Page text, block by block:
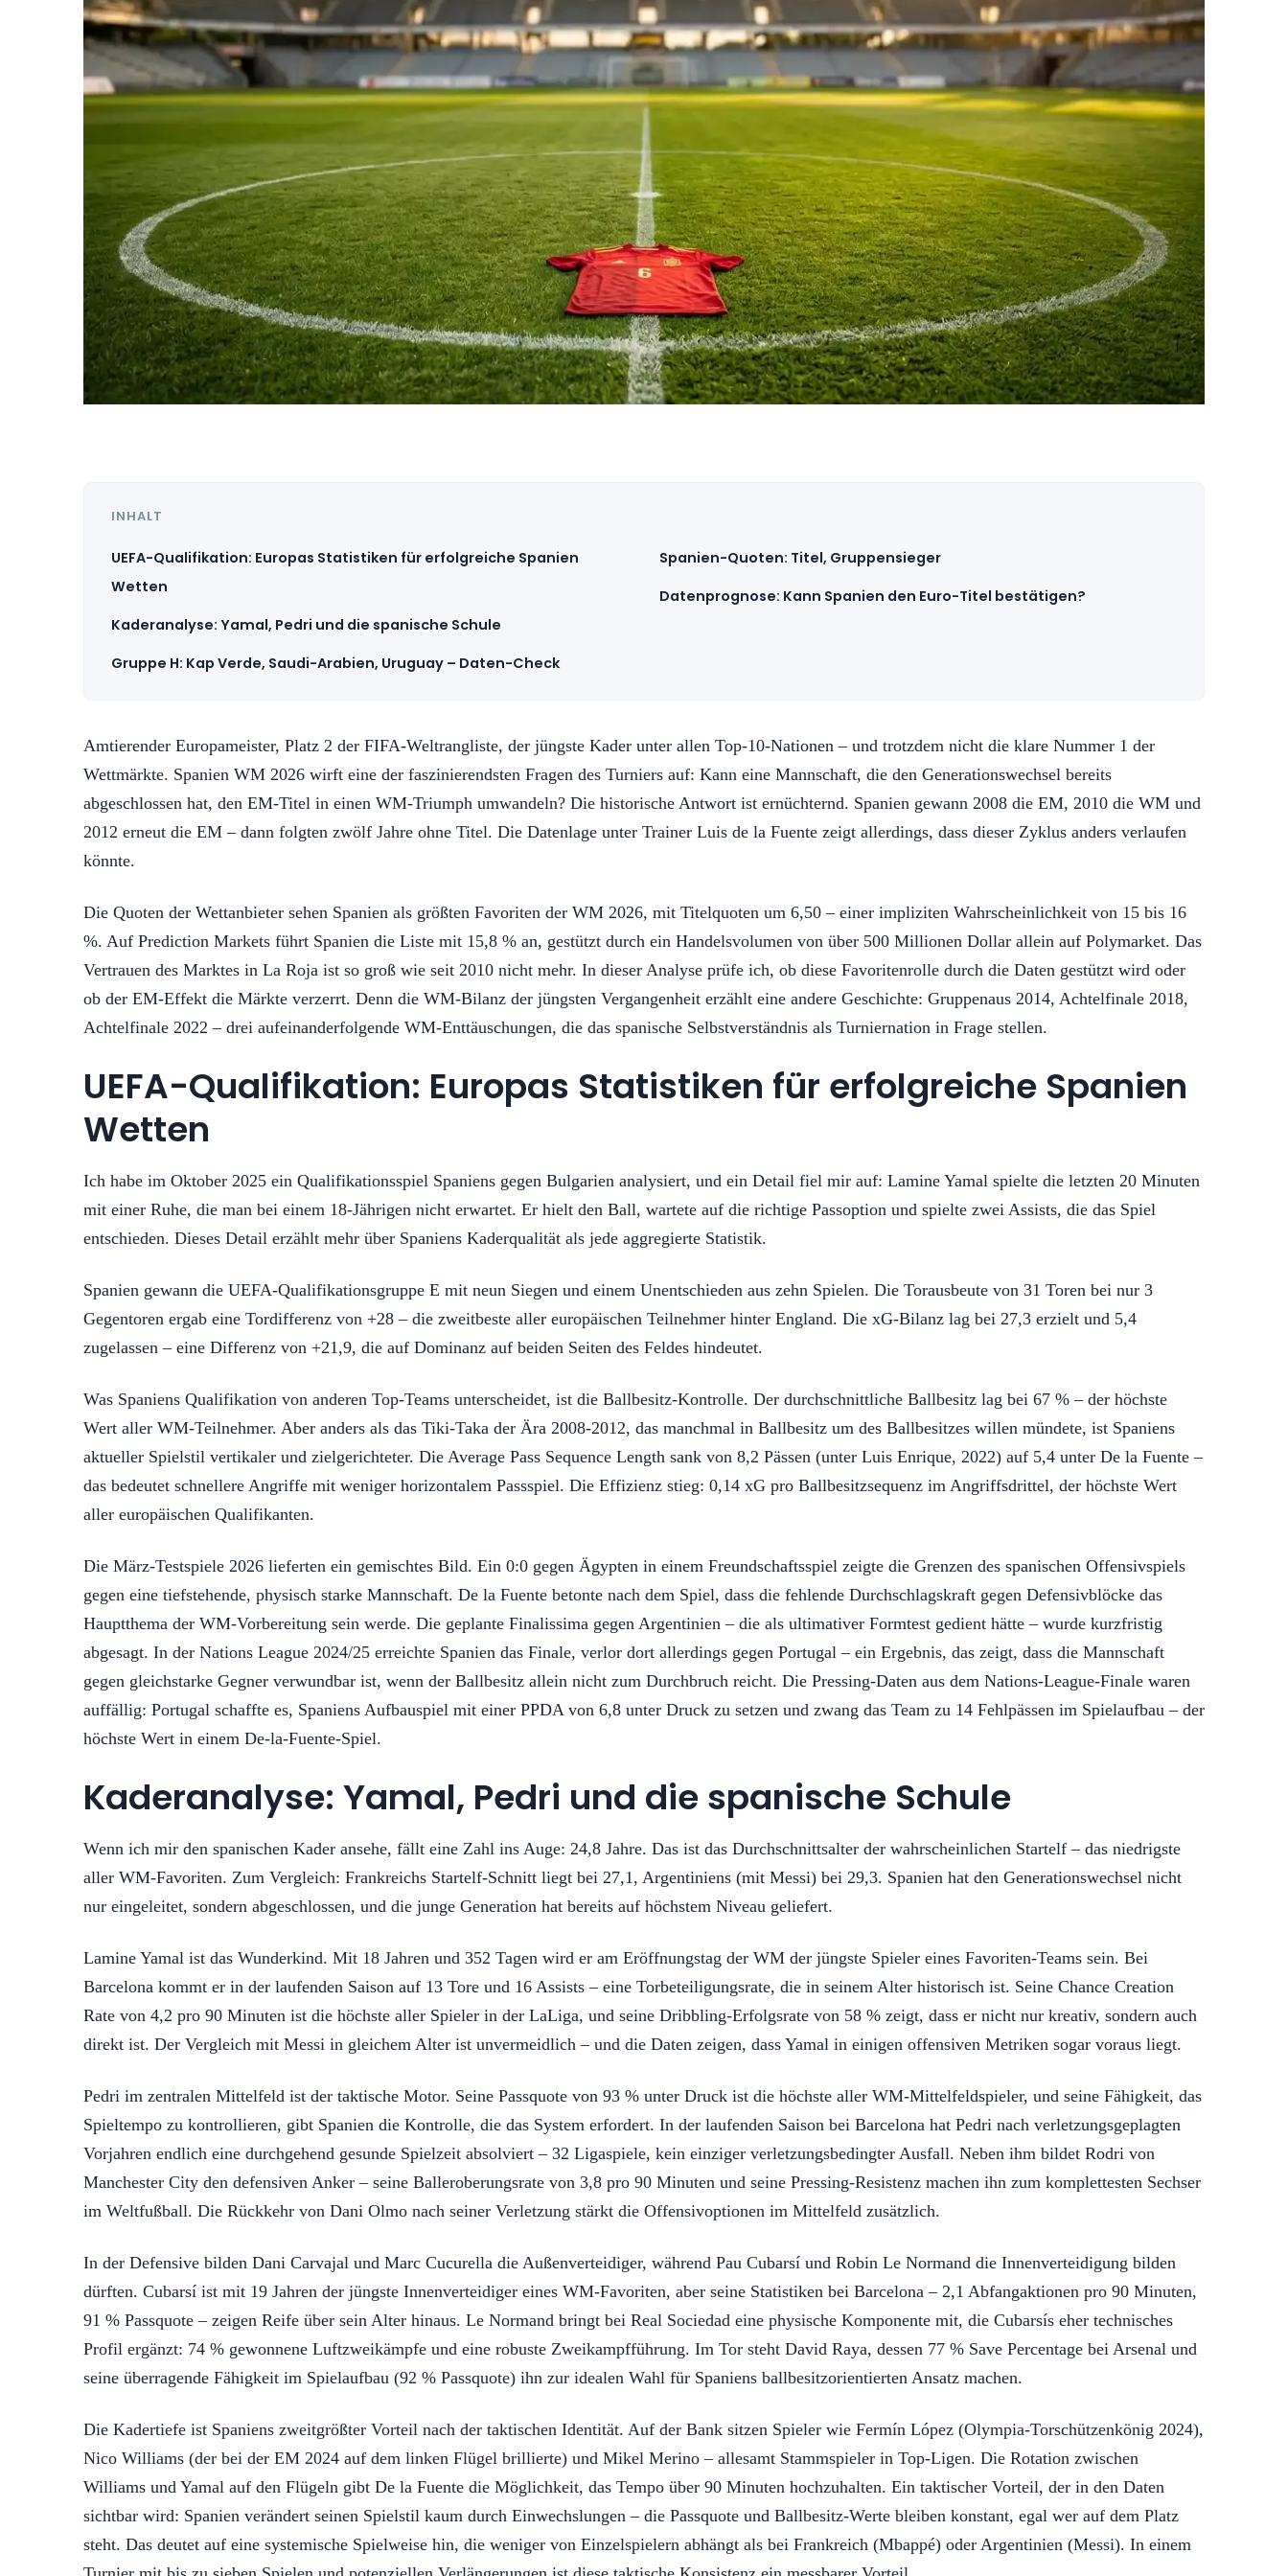
INHALT
UEFA-Qualifikation: Europas Statistiken für erfolgreiche Spanien
Wetten
Kaderanalyse: Yamal, Pedri und die spanische Schule
Gruppe H: Kap Verde, Saudi-Arabien, Uruguay – Daten-Check
Spanien-Quoten: Titel, Gruppensieger
Datenprognose: Kann Spanien den Euro-Titel bestätigen?
Amtierender Europameister, Platz 2 der FIFA-Weltrangliste, der jüngste Kader unter allen Top-10-Nationen – und trotzdem nicht die klare Nummer 1 der
Wettmärkte. Spanien WM 2026 wirft eine der faszinierendsten Fragen des Turniers auf: Kann eine Mannschaft, die den Generationswechsel bereits
abgeschlossen hat, den EM-Titel in einen WM-Triumph umwandeln? Die historische Antwort ist ernüchternd. Spanien gewann 2008 die EM, 2010 die WM und
2012 erneut die EM – dann folgten zwölf Jahre ohne Titel. Die Datenlage unter Trainer Luis de la Fuente zeigt allerdings, dass dieser Zyklus anders verlaufen
könnte.
Die Quoten der Wettanbieter sehen Spanien als größten Favoriten der WM 2026, mit Titelquoten um 6,50 – einer impliziten Wahrscheinlichkeit von 15 bis 16
%. Auf Prediction Markets führt Spanien die Liste mit 15,8 % an, gestützt durch ein Handelsvolumen von über 500 Millionen Dollar allein auf Polymarket. Das
Vertrauen des Marktes in La Roja ist so groß wie seit 2010 nicht mehr. In dieser Analyse prüfe ich, ob diese Favoritenrolle durch die Daten gestützt wird oder
ob der EM-Effekt die Märkte verzerrt. Denn die WM-Bilanz der jüngsten Vergangenheit erzählt eine andere Geschichte: Gruppenaus 2014, Achtelfinale 2018,
Achtelfinale 2022 – drei aufeinanderfolgende WM-Enttäuschungen, die das spanische Selbstverständnis als Turniernation in Frage stellen.
UEFA-Qualifikation: Europas Statistiken für erfolgreiche Spanien
Wetten
Ich habe im Oktober 2025 ein Qualifikationsspiel Spaniens gegen Bulgarien analysiert, und ein Detail fiel mir auf: Lamine Yamal spielte die letzten 20 Minuten
mit einer Ruhe, die man bei einem 18-Jährigen nicht erwartet. Er hielt den Ball, wartete auf die richtige Passoption und spielte zwei Assists, die das Spiel
entschieden. Dieses Detail erzählt mehr über Spaniens Kaderqualität als jede aggregierte Statistik.
Spanien gewann die UEFA-Qualifikationsgruppe E mit neun Siegen und einem Unentschieden aus zehn Spielen. Die Torausbeute von 31 Toren bei nur 3
Gegentoren ergab eine Tordifferenz von +28 – die zweitbeste aller europäischen Teilnehmer hinter England. Die xG-Bilanz lag bei 27,3 erzielt und 5,4
zugelassen – eine Differenz von +21,9, die auf Dominanz auf beiden Seiten des Feldes hindeutet.
Was Spaniens Qualifikation von anderen Top-Teams unterscheidet, ist die Ballbesitz-Kontrolle. Der durchschnittliche Ballbesitz lag bei 67 % – der höchste
Wert aller WM-Teilnehmer. Aber anders als das Tiki-Taka der Ära 2008-2012, das manchmal in Ballbesitz um des Ballbesitzes willen mündete, ist Spaniens
aktueller Spielstil vertikaler und zielgerichteter. Die Average Pass Sequence Length sank von 8,2 Pässen (unter Luis Enrique, 2022) auf 5,4 unter De la Fuente –
das bedeutet schnellere Angriffe mit weniger horizontalem Passspiel. Die Effizienz stieg: 0,14 xG pro Ballbesitzsequenz im Angriffsdrittel, der höchste Wert
aller europäischen Qualifikanten.
Die März-Testspiele 2026 lieferten ein gemischtes Bild. Ein 0:0 gegen Ägypten in einem Freundschaftsspiel zeigte die Grenzen des spanischen Offensivspiels
gegen eine tiefstehende, physisch starke Mannschaft. De la Fuente betonte nach dem Spiel, dass die fehlende Durchschlagskraft gegen Defensivblöcke das
Hauptthema der WM-Vorbereitung sein werde. Die geplante Finalissima gegen Argentinien – die als ultimativer Formtest gedient hätte – wurde kurzfristig
abgesagt. In der Nations League 2024/25 erreichte Spanien das Finale, verlor dort allerdings gegen Portugal – ein Ergebnis, das zeigt, dass die Mannschaft
gegen gleichstarke Gegner verwundbar ist, wenn der Ballbesitz allein nicht zum Durchbruch reicht. Die Pressing-Daten aus dem Nations-League-Finale waren
auffällig: Portugal schaffte es, Spaniens Aufbauspiel mit einer PPDA von 6,8 unter Druck zu setzen und zwang das Team zu 14 Fehlpässen im Spielaufbau – der
höchste Wert in einem De-la-Fuente-Spiel.
Kaderanalyse: Yamal, Pedri und die spanische Schule
Wenn ich mir den spanischen Kader ansehe, fällt eine Zahl ins Auge: 24,8 Jahre. Das ist das Durchschnittsalter der wahrscheinlichen Startelf – das niedrigste
aller WM-Favoriten. Zum Vergleich: Frankreichs Startelf-Schnitt liegt bei 27,1, Argentiniens (mit Messi) bei 29,3. Spanien hat den Generationswechsel nicht
nur eingeleitet, sondern abgeschlossen, und die junge Generation hat bereits auf höchstem Niveau geliefert.
Lamine Yamal ist das Wunderkind. Mit 18 Jahren und 352 Tagen wird er am Eröffnungstag der WM der jüngste Spieler eines Favoriten-Teams sein. Bei
Barcelona kommt er in der laufenden Saison auf 13 Tore und 16 Assists – eine Torbeteiligungsrate, die in seinem Alter historisch ist. Seine Chance Creation
Rate von 4,2 pro 90 Minuten ist die höchste aller Spieler in der LaLiga, und seine Dribbling-Erfolgsrate von 58 % zeigt, dass er nicht nur kreativ, sondern auch
direkt ist. Der Vergleich mit Messi in gleichem Alter ist unvermeidlich – und die Daten zeigen, dass Yamal in einigen offensiven Metriken sogar voraus liegt.
Pedri im zentralen Mittelfeld ist der taktische Motor. Seine Passquote von 93 % unter Druck ist die höchste aller WM-Mittelfeldspieler, und seine Fähigkeit, das
Spieltempo zu kontrollieren, gibt Spanien die Kontrolle, die das System erfordert. In der laufenden Saison bei Barcelona hat Pedri nach verletzungsgeplagten
Vorjahren endlich eine durchgehend gesunde Spielzeit absolviert – 32 Ligaspiele, kein einziger verletzungsbedingter Ausfall. Neben ihm bildet Rodri von
Manchester City den defensiven Anker – seine Balleroberungsrate von 3,8 pro 90 Minuten und seine Pressing-Resistenz machen ihn zum komplettesten Sechser
im Weltfußball. Die Rückkehr von Dani Olmo nach seiner Verletzung stärkt die Offensivoptionen im Mittelfeld zusätzlich.
In der Defensive bilden Dani Carvajal und Marc Cucurella die Außenverteidiger, während Pau Cubarsí und Robin Le Normand die Innenverteidigung bilden
dürften. Cubarsí ist mit 19 Jahren der jüngste Innenverteidiger eines WM-Favoriten, aber seine Statistiken bei Barcelona – 2,1 Abfangaktionen pro 90 Minuten,
91 % Passquote – zeigen Reife über sein Alter hinaus. Le Normand bringt bei Real Sociedad eine physische Komponente mit, die Cubarsís eher technisches
Profil ergänzt: 74 % gewonnene Luftzweikämpfe und eine robuste Zweikampfführung. Im Tor steht David Raya, dessen 77 % Save Percentage bei Arsenal und
seine überragende Fähigkeit im Spielaufbau (92 % Passquote) ihn zur idealen Wahl für Spaniens ballbesitzorientierten Ansatz machen.
Die Kadertiefe ist Spaniens zweitgrößter Vorteil nach der taktischen Identität. Auf der Bank sitzen Spieler wie Fermín López (Olympia-Torschützenkönig 2024),
Nico Williams (der bei der EM 2024 auf dem linken Flügel brillierte) und Mikel Merino – allesamt Stammspieler in Top-Ligen. Die Rotation zwischen
Williams und Yamal auf den Flügeln gibt De la Fuente die Möglichkeit, das Tempo über 90 Minuten hochzuhalten. Ein taktischer Vorteil, der in den Daten
sichtbar wird: Spanien verändert seinen Spielstil kaum durch Einwechslungen – die Passquote und Ballbesitz-Werte bleiben konstant, egal wer auf dem Platz
steht. Das deutet auf eine systemische Spielweise hin, die weniger von Einzelspielern abhängt als bei Frankreich (Mbappé) oder Argentinien (Messi). In einem